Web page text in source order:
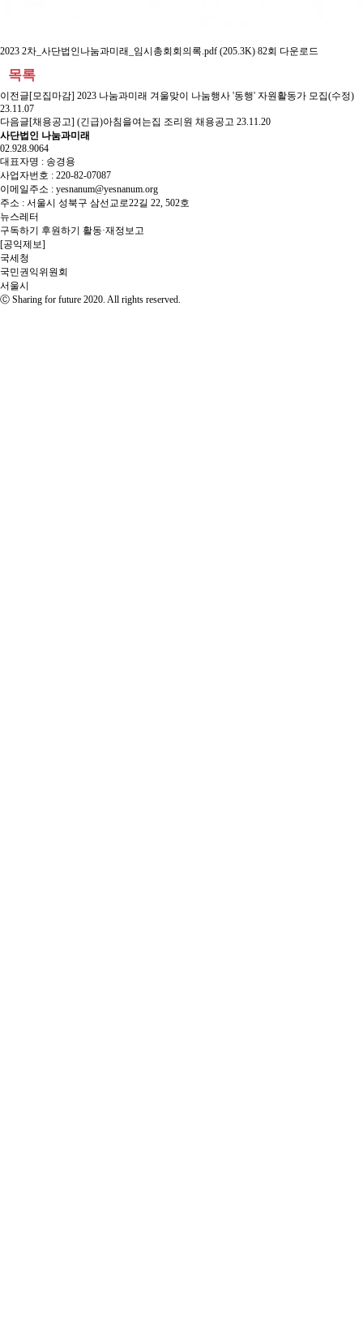
2023 2차_사단법인나눔과미래_임시총회회의록.pdf (205.3K) 82회 다운로드
목록
이전글[모집마감] 2023 나눔과미래 겨울맞이 나눔행사 '동행' 자원활동가 모집(수정)
23.11.07
다음글[채용공고] (긴급)아침을여는집 조리원 채용공고 23.11.20
사단법인 나눔과미래
02.928.9064
대표자명 : 송경용
사업자번호 : 220-82-07087
이메일주소 : yesnanum@yesnanum.org
주소 : 서울시 성북구 삼선교로22길 22, 502호
뉴스레터
구독하기
후원하기
활동·재정보고
[공익제보]
국세청
국민권익위원회
서울시
Ⓒ Sharing for future 2020. All rights reserved.